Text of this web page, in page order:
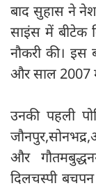
बाद सुहास ने
साइंस में बीटेक
नौकरी की। इस
और साल 2007
उनकी पहली
और
दिलचस्पी